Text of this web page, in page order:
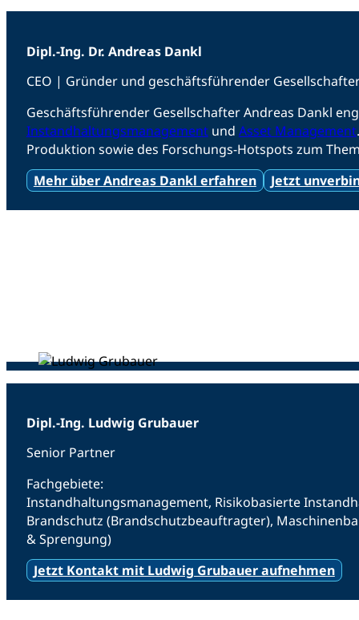
Dipl.-Ing. Dr. Andreas Dankl
CEO | Gründer und geschäftsführender
Geschäftsführender Gesellschafter Andreas Dankl
Instandhaltungsmanagementund Asset Management
Produktion sowie des Forschungs-Hotspots zum
Mehr über Andreas Dankl erfahren
Jetzt
Dipl.-Ing. Ludwig Grubauer
Senior Partner
Fachgebiete:
Instandhaltungsmanagement, Risikobasierte
Brandschutz (Brandschutzbeauftragter),
& Sprengung)
Jetzt Kontakt mit Ludwig Grubauer aufnehmen